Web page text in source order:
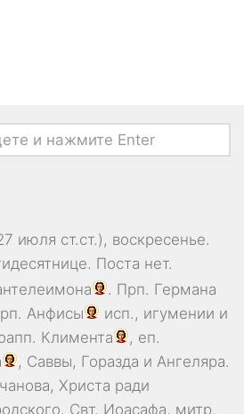
июля ст.ст.), воскресенье.
Поста нет.
. Прп. Германа
Анфисы
исп., игумении и
Климента
, еп.
, Саввы, Горазда и Ангеляра.
Христа ради
Свт. Иоасафа, митр.